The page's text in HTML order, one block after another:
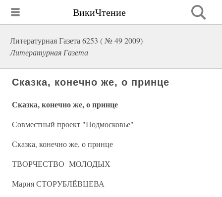
ВикиЧтение
Литературная Газета 6253 ( № 49 2009)
Литературная Газета
Сказка, конечно же, о принце
Сказка, конечно же, о принце
Совместный проект "Подмосковье"
Сказка, конечно же, о принце
ТВОРЧЕСТВО МОЛОДЫХ
Мария СТОРУБЛЁВЦЕВА